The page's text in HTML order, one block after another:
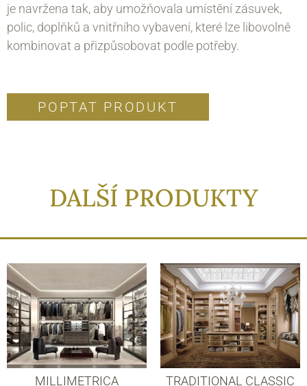
je navržena tak, aby umožňovala umístění zásuvek,
polic, doplňků a vnitřního vybavení, které lze libovolně
kombinovat a přizpůsobovat podle potřeby.
POPTAT PRODUKT
DALŠÍ PRODUKTY
MILLIMETRICA
TRADITIONAL CLASSIC